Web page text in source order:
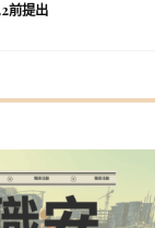
前提出